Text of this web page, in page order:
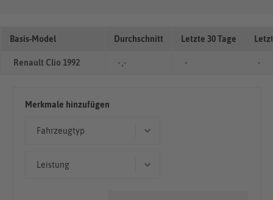
Basis-Model Durchschnitt Letzte 30 Tage
Renault Clio 1992 - ,- - -
Merkmale hinzufügen
Fahrzeugtyp
Leistung